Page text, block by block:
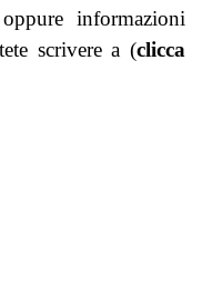
informazioni
scrivere a (clicca